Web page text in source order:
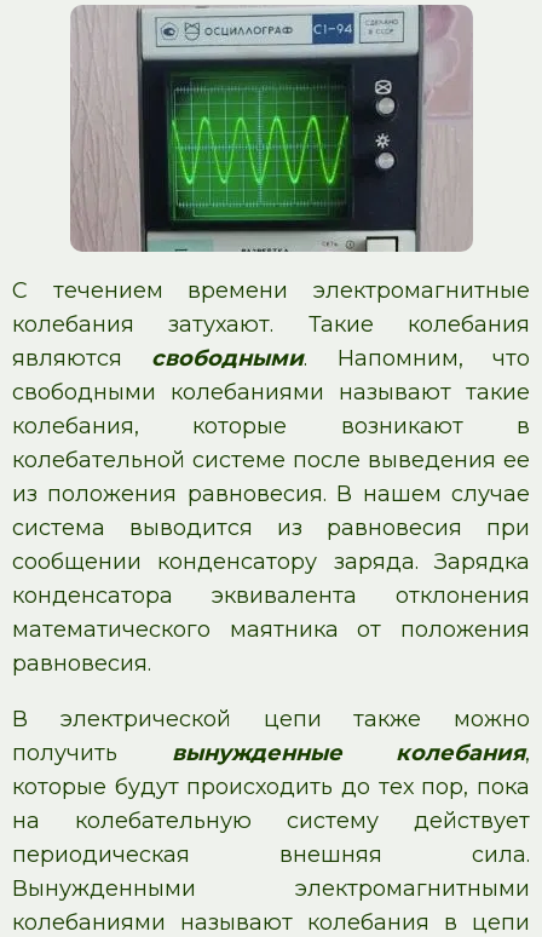
С течением времени электромагнитные
колебания затухают. Такие колебания
являются свободными. Напомним, что
свободными колебаниями называют такие
колебания, которые возникают в
колебательной системе после выведения ее
из положения равновесия. В нашем случае
система выводится из равновесия при
сообщении конденсатору заряда. Зарядка
конденсатора эквивалента отклонения
математического маятника от положения
равновесия.
В электрической цепи также можно
получить вынужденные колебания,
которые будут происходить до тех пор, пока
на колебательную систему действует
периодическая внешняя сила.
Вынужденными электромагнитными
колебаниями называют колебания в цепи